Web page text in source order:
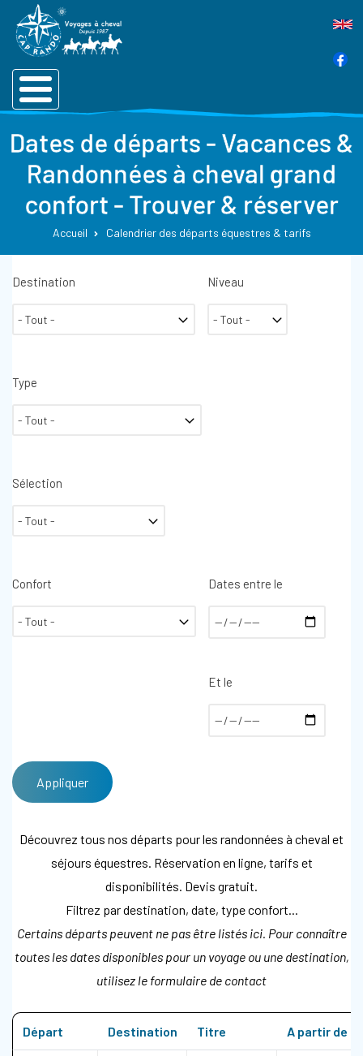
Dates de départs - Vacances &
Randonnées à cheval grand
confort - Trouver & réserver
Accueil Calendrier des départs équestres & tarifs
Destination Niveau
Type
Sélection
Confort Dates entre le
Et le
Découvrez tous nos départs pour les randonnées à cheval et
séjours équestres. Réservation en ligne, tarifs et
disponibilités. Devis gratuit.
Filtrez par destination, date, type confort...
Certains départs peuvent ne pas être listés ici. Pour connaître
toutes les dates disponibles pour un voyage ou une destination,
utilisez le formulaire de contact
Départ Destination Titre A partir de